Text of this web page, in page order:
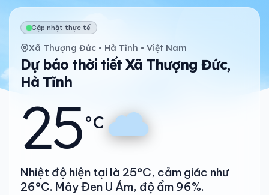
Cập nhật thực tế
Xã Thượng Đức • Hà Tĩnh • Việt Nam
Dự báo thời tiết Xã Thượng Đức,
Hà Tĩnh
25°C
Nhiệt độ hiện tại là 25°C, cảm giác như
26°C. Mây Đen U Ám, độ ẩm 96%.